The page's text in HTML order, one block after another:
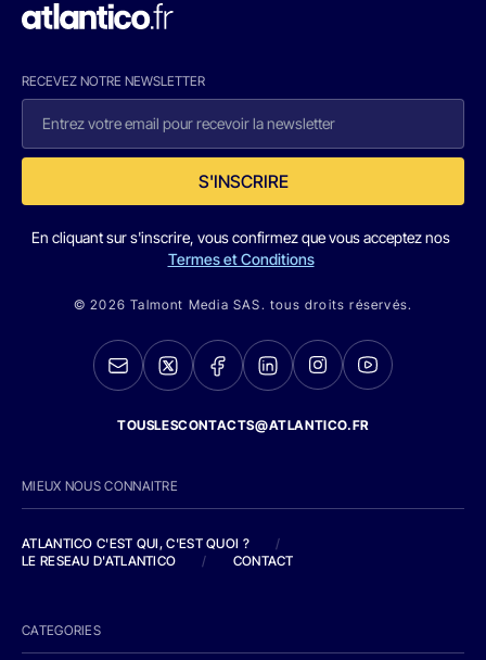
RECEVEZ NOTRE NEWSLETTER
S'INSCRIRE
En cliquant sur s'inscrire, vous confirmez que vous acceptez nos
Termes et Conditions
© 2026 Talmont Media SAS. tous droits réservés.
TOUSLESCONTACTS@ATLANTICO.FR
MIEUX NOUS CONNAITRE
ATLANTICO C'EST QUI, C'EST QUOI ?
/
LE RESEAU D'ATLANTICO
/ CONTACT
CATEGORIES